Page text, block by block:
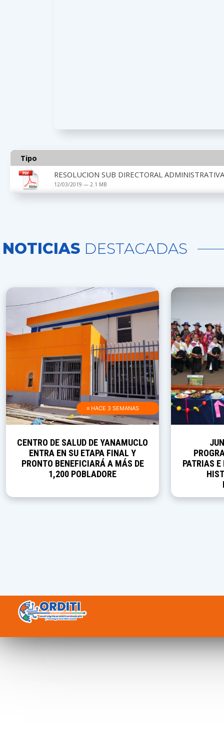
Tipo
RESOLUCION SUB DIRECTORAL
12/03/2019 — 2.1 MB
NOTICIAS DESTACADAS
≡ HACE 3 SEMANAS
CENTRO DE SALUD DE YANAMUCLO
ENTRA EN SU ETAPA FINAL Y
PRONTO BENEFICIARÁ A MÁS DE
1,200 POBLADORE
PATRIAS